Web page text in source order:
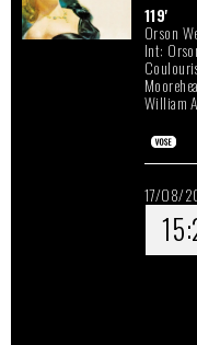
119'
Orson
Int:
William
17/08/